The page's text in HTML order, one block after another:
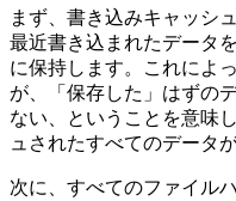
まず、書き込みキャッシ
最近書き込まれたデータ
に保持します。これによ
が、「保存した」はずの
ない、ということを意味
ュされたすべてのデータ
次に、すべてのファイル